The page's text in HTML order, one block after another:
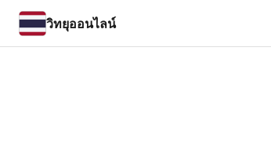
วิทยุออนไลน์